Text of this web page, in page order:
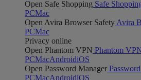
Open Safe Shopping Safe
PCMac
Open Avira Browser Safety Avira
PCMac
Privacy online
Open Phantom VPN Phantom
PCMacAndroidiOS
Open Password Manager
PCMacAndroidiOS